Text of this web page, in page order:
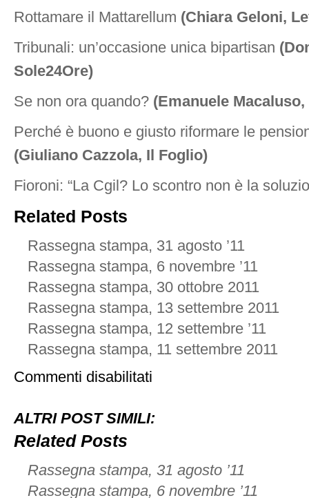
Rottamare il Mattarellum (Chiara Geloni,
Tribunali: un’occasione unica bipartisan
Sole24Ore)
Se non ora quando? (Emanuele
Perché è buono e giusto riformare le
(Giuliano Cazzola, Il Foglio)
Fioroni: “La Cgil? Lo scontro non è la
Related Posts
Rassegna stampa, 31 agosto ’11
Rassegna stampa, 6 novembre ’11
Rassegna stampa, 30 ottobre 2011
Rassegna stampa, 13 settembre 2011
Rassegna stampa, 12 settembre ’11
Rassegna stampa, 11 settembre 2011
Commenti disabilitati
settembre
ALTRI POST SIMILI:
Related Posts
Rassegna stampa, 31 agosto ’11
Rassegna stampa, 6 novembre ’11